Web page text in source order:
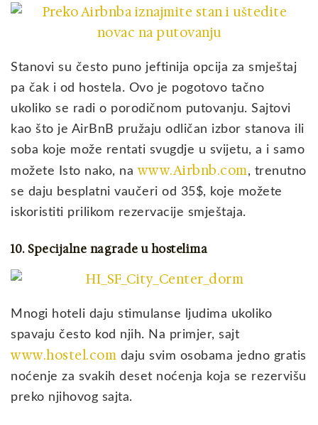
Stanovi su često puno jeftinija opcija za smještaj
pa čak i od hostela. Ovo je pogotovo tačno
ukoliko se radi o porodičnom putovanju. Sajtovi
kao što je AirBnB pružaju odličan izbor stanova ili
soba koje može rentati svugdje u svijetu, a i samo
možete Isto nako, nawww.Airbnb.com, trenutno
se daju besplatni vaučeri od 35$, koje možete
iskoristiti prilikom rezervacije smještaja.
10. Specijalne nagrade u hostelima
Mnogi hoteli daju stimulanse ljudima ukoliko
spavaju često kod njih. Na primjer, sajt
www.hostel.com daju svim osobama jedno gratis
noćenje za svakih deset noćenja koja se rezervišu
preko njihovog sajta.